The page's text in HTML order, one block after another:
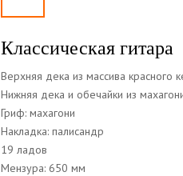
Классическая гитара
Верхняя дека из массива красного
Нижняя дека и обечайки из
Гриф: махагони
Накладка: палисандр
19 ладов
Мензура: 650 мм